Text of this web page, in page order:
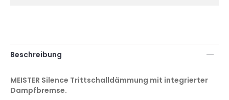
Beschreibung
MEISTER Silence Trittschalldämmung mit integrierter
Dampfbremse.